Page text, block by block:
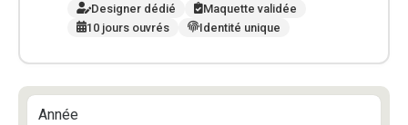
Designer dédié
Maquette validée
10 jours ouvrés
Identité unique
Année